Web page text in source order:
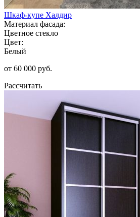
Шкаф-купе Халдир
Материал фасада:
Цветное стекло
Цвет:
Белый
от 60 000 руб.
Рассчитать